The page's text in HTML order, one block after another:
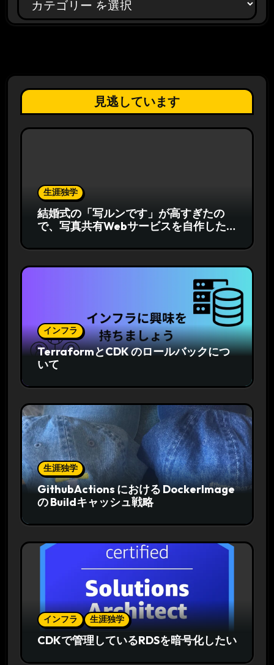
見逃しています
生涯独学
結婚式の「写ルンです」が高すぎたの
で、写真共有Webサービスを自作した
インフラ
TerraformとCDK のロールバックにつ
いて
生涯独学
GithubActions における DockerImage
の Buildキャッシュ戦略
インフラ 生涯独学
CDKで管理しているRDSを暗号化したい